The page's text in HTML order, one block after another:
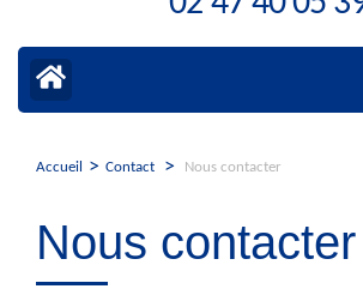
Accueil > Contact > Nous contacter
Nous contacter